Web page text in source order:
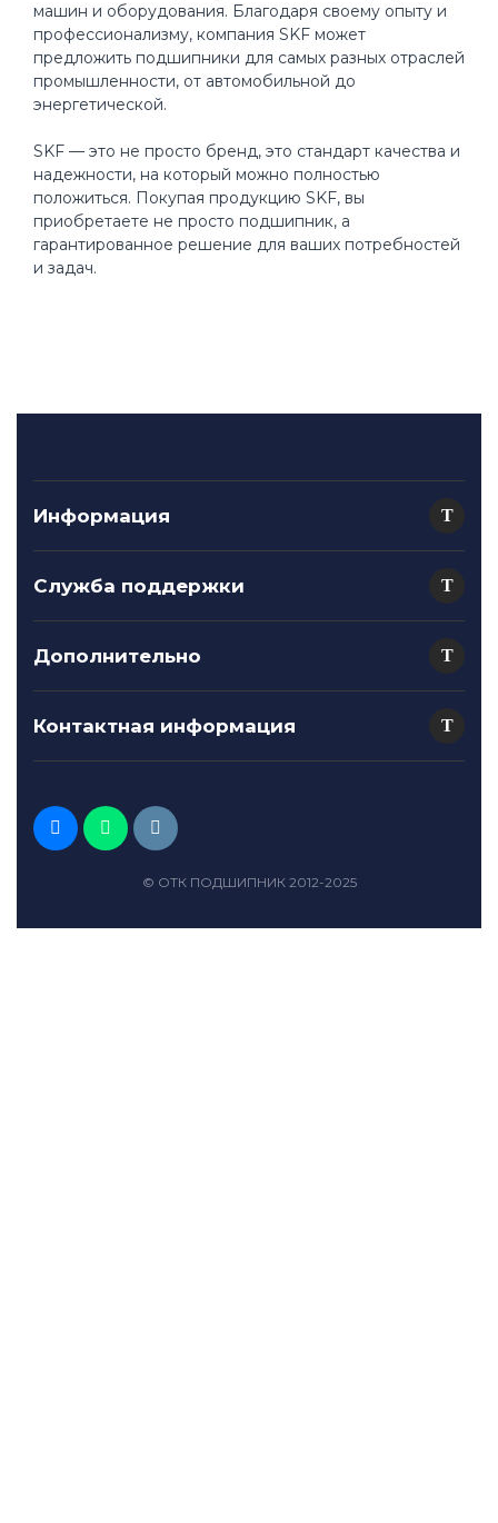
машин и оборудования. Благодаря своему опыту и
профессионализму, компания SKF может
предложить подшипники для самых разных отраслей
промышленности, от автомобильной до
энергетической.
SKF — это не просто бренд, это стандарт качества и
надежности, на который можно полностью
положиться. Покупая продукцию SKF, вы
приобретаете не просто подшипник, а
гарантированное решение для ваших потребностей
и задач.
Информация
Служба поддержки
Дополнительно
Контактная информация
© ОТК ПОДШИПНИК 2012-2025